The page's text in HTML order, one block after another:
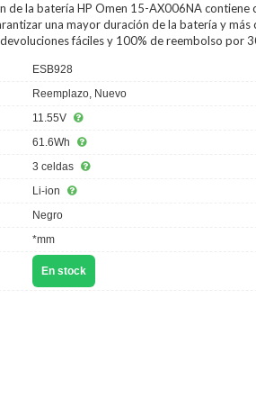
de labatería HP Omen 15-AX006NAcontiene
una mayor duración de la batería y más
fáciles y 100% de reembolso por
ESB928
Reemplazo, Nuevo
11.55V
61.6Wh
3 celdas
Li-ion
Negro
*mm
En stock